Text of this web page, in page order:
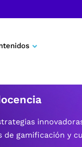
gamificación y